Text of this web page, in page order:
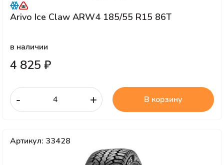
Arivo Ice Claw ARW4 185/55 R15 86T
в наличии
4 825 ₽
- + В корзину
Артикул: 33428